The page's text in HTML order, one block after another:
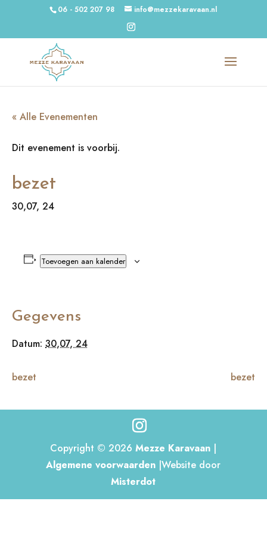
06 - 502 207 98 info@mezzekaravaan.nl
« Alle Evenementen
Dit evenement is voorbij.
bezet
30,07, 24
Toevoegen aan kalender
Gegevens
Datum: 30,07, 24
bezet bezet
Copyright © 2026Mezze Karavaan |
Algemene voorwaarden |Website door
Misterdot